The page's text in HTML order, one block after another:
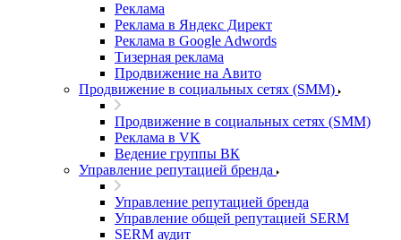
Реклама
Реклама в Яндекс Директ
Реклама в Google Adwords
Тизерная реклама
Продвижение на Авито
Продвижение в социальных сетях (SMM)
Продвижение в социальных сетях (SMM)
Реклама в VK
Ведение группы ВК
Управление репутацией бренда
Управление репутацией бренда
Управление общей репутацией SERM
SERM аудит